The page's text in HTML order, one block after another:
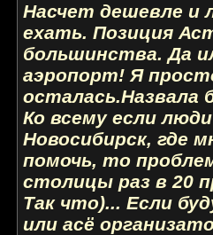
Насчет дешевле и
ехать. Позиция
большинства. Да
аэропорт! Я
осталась.Назвала
Ко всему если
Новосибирск, где
помочь, то
столицы раз в 20
Так что)... Если
или асё